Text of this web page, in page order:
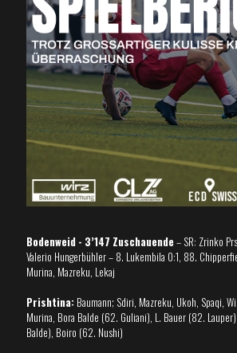
Bodenweid - 3’147 Zuschauende – SR: Zrinko
Valerio Hungerbühler – 8. Lukembila 0:1, 88.
Murina, Mazreku, Lekaj
Prishtina: Baumann; Sdiri, Mazreku, Ukoh, Spaqi,
Murina, Bora Balde (62. Guliani), L. Bauer (82.
Balde), Boiro (62. Nushi)